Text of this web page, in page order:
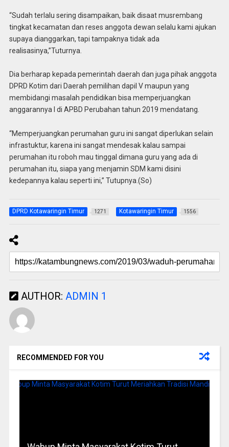
“Sudah terlalu sering disampaikan, baik disaat musrembang
tingkat kecamatan dan reses anggota dewan selalu kami ajukan
supaya dianggarkan, tapi tampaknya tidak ada
realisasinya,”Tuturnya.
Dia berharap kepada pemerintah daerah dan juga pihak anggota
DPRD Kotim dari Daerah pemilihan dapil V maupun yang
membidangi masalah pendidikan bisa memperjuangkan
anggarannya l di APBD Perubahan tahun 2019 mendatang.
“Memperjuangkan perumahan guru ini sangat diperlukan selain
infrastuktur, karena ini sangat mendesak kalau sampai
perumahan itu roboh mau tinggal dimana guru yang ada di
perumahan itu, siapa yang menjamin SDM kami disini
kedepannya kalau seperti ini,” Tutupnya.(So)
DPRD Kotawaringin Timur 1271 Kotawaringin Timur 1556
AUTHOR: ADMIN 1
RECOMMENDED FOR YOU